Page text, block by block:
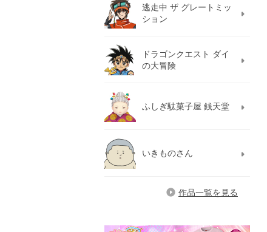
逃走中 ザ グレートミッ
ション
ドラゴンクエスト ダイ
の大冒険
ふしぎ駄菓子屋 銭天堂
いきものさん
作品一覧を見る